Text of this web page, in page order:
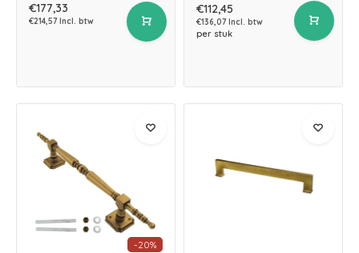
€177,33
€214,57 Incl. btw
€112,45
€136,07 Incl. btw
per stuk
-20%